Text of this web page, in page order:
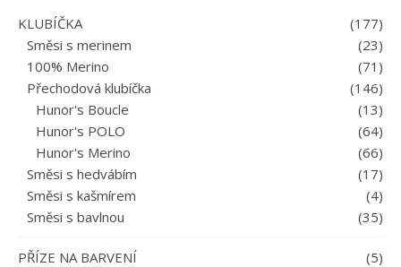
KLUBÍČKA
(177)
Směsi s merinem
(23)
100% Merino
(71)
Přechodová klubíčka
(146)
Hunor's Boucle
(13)
Hunor's POLO
(64)
Hunor's Merino
(66)
Směsi s hedvábím
(17)
Směsi s kašmírem
(4)
Směsi s bavlnou
(35)
PŘÍZE NA BARVENÍ
(5)